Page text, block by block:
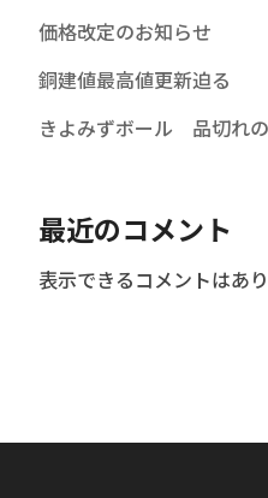
価格改定のお知らせ
銅建値最高値更新迫る
きよみずボール 品切れ
最近のコメント
表示できるコメントはあり